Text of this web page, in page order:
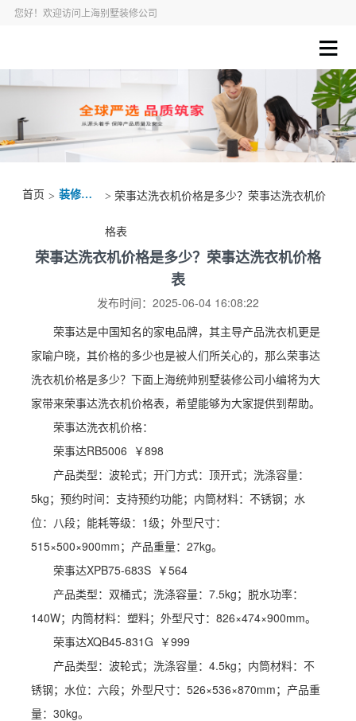
您好！欢迎访问上海别墅装修公司
首页 > 装修资讯 > 荣事达洗衣机价格是多少？荣事达洗衣机价
格表
荣事达洗衣机价格是多少？荣事达洗衣机价格
表
发布时间：2025-06-04 16:08:22
荣事达是中国知名的家电品牌，其主导产品洗衣机更是
家喻户晓，其价格的多少也是被人们所关心的，那么荣事达
洗衣机价格是多少？下面上海统帅别墅装修公司小编将为大
家带来荣事达洗衣机价格表，希望能够为大家提供到帮助。
荣事达洗衣机价格：
荣事达RB5006 ￥898
产品类型：波轮式；开门方式：顶开式；洗涤容量：
5kg；预约时间：支持预约功能；内筒材料：不锈钢；水
位：八段；能耗等级：1级；外型尺寸：
515×500×900mm；产品重量：27kg。
荣事达XPB75-683S ￥564
产品类型：双桶式；洗涤容量：7.5kg；脱水功率：
140W；内筒材料：塑料；外型尺寸：826×474×900mm。
荣事达XQB45-831G ￥999
产品类型：波轮式；洗涤容量：4.5kg；内筒材料：不
锈钢；水位：六段；外型尺寸：526×536×870mm；产品重
量：30kg。